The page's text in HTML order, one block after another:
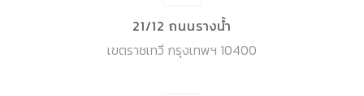
21/12 ถนนรางน้ำ
เขตราชเทวี กรุงเทพฯ 10400